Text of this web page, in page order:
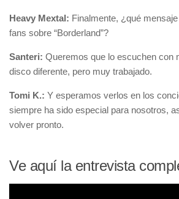
Heavy Mextal: Finalmente, ¿qué
fans sobre “Borderland”?
Santeri: Queremos que lo escuchen con
disco diferente, pero muy trabajado.
Tomi K.: Y esperamos verlos en los
siempre ha sido especial para nosotros,
volver pronto.
Ve aquí la entrevista